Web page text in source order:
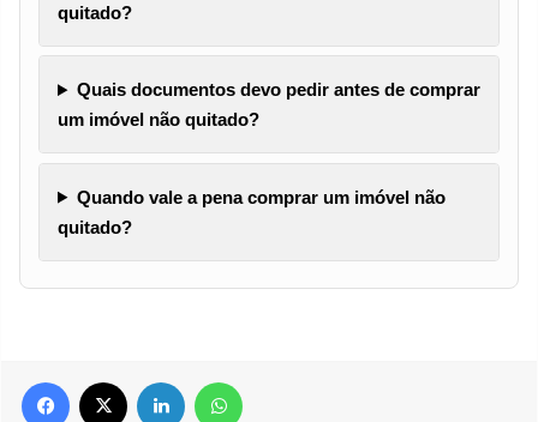
quitado?
Quais documentos devo pedir antes de comprar
um imóvel não quitado?
Quando vale a pena comprar um imóvel não
quitado?
Facebook Linkedin